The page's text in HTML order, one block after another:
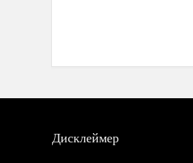
Дисклеймер